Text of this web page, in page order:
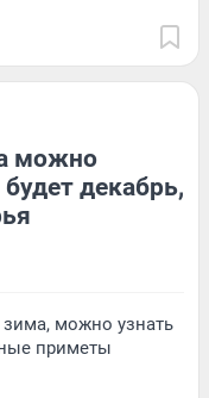
можно
декабрь,
можно узнать
приметы